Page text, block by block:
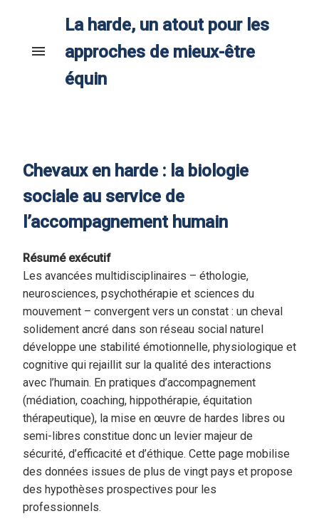
menu
La harde, un atout pour les
approches de mieux-être
équin
Chevaux en harde : la biologie
sociale au service de
l’accompagnement humain
Résumé exécutif
Les avancées multidisciplinaires – éthologie,
neurosciences, psychothérapie et sciences du
mouvement – convergent vers un constat : un cheval
solidement ancré dans son réseau social naturel
développe une stabilité émotionnelle, physiologique et
cognitive qui rejaillit sur la qualité des interactions
avec l’humain. En pratiques d’accompagnement
(médiation, coaching, hippothérapie, équitation
thérapeutique), la mise en œuvre de hardes libres ou
semi-libres constitue donc un levier majeur de
sécurité, d’efficacité et d’éthique. Cette page mobilise
des données issues de plus de vingt pays et propose
des hypothèses prospectives pour les
professionnels.